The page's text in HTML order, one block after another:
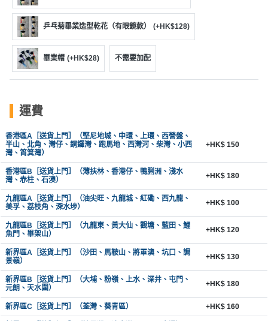
乒乓菊畢業造型乾花（有眼鏡款） (+HK$128)
畢業帽 (+HK$28) 不需要加配
運費
香港區A［送貨上門］（堅尼地城、中環、上環、西營盤、
半山、北角、灣仔、銅鑼灣、跑馬地、西灣河、柴灣、小西
灣、筲箕灣）
+HK$ 150
香港區B［送貨上門］（薄扶林、香港仔、鴨脷洲、淺水
灣、赤柱、石澳）
+HK$ 180
九龍區A［送貨上門］（油尖旺、九龍城、紅磡、西九龍、
美孚、荔枝角、深水埗）
+HK$ 100
九龍區B［送貨上門］（九龍東、黃大仙、觀塘、藍田、鯉
魚門、畢架山）
+HK$ 120
新界區A［送貨上門］（沙田、馬鞍山、將軍澳、坑口、調
景嶺）
+HK$ 130
新界區B［送貨上門］（大埔、粉嶺、上水、深井、屯門、
元朗、天水圍）
+HK$ 180
新界區C［送貨上門］（荃灣、葵青區） +HK$ 160